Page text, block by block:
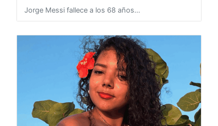
8 de agosto de 2026 DEPORTES
Jorge Messi fallece a los 68 años...